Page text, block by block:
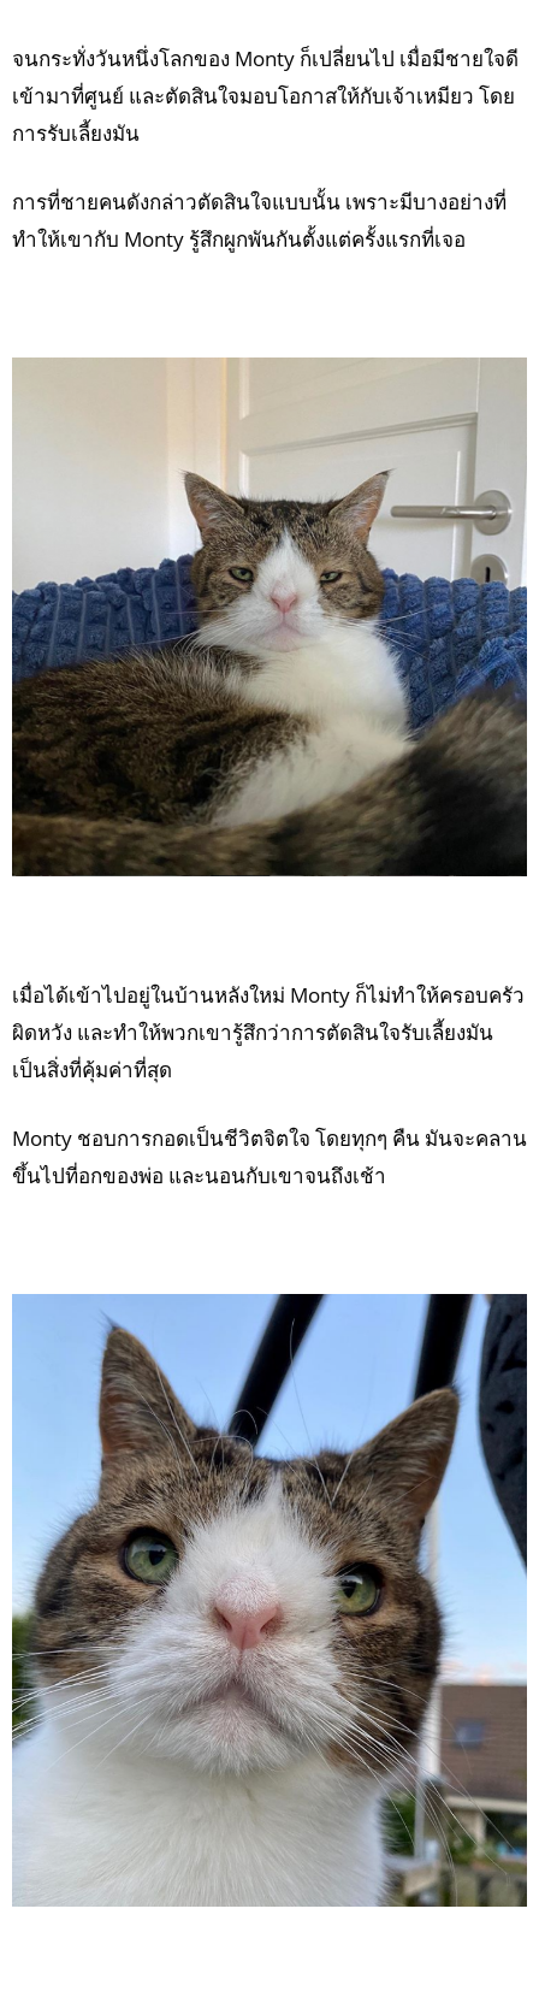
จนกระทั่งวันหนึ่งโลกของ Monty ก็เปลี่ยนไป เมื่อมีชายใจดี
เข้ามาที่ศูนย์ และตัดสินใจมอบโอกาสให้กับเจ้าเหมียว โดย
การรับเลี้ยงมัน
การที่ชายคนดังกล่าวตัดสินใจแบบนั้น เพราะมีบางอย่างที่
ทำให้เขากับ Monty รู้สึกผูกพันกันตั้งแต่ครั้งแรกที่เจอ
เมื่อได้เข้าไปอยู่ในบ้านหลังใหม่ Monty ก็ไม่ทำให้ครอบครัว
ผิดหวัง และทำให้พวกเขารู้สึกว่าการตัดสินใจรับเลี้ยงมัน
เป็นสิ่งที่คุ้มค่าที่สุด
Monty ชอบการกอดเป็นชีวิตจิตใจ โดยทุกๆ คืน มันจะคลาน
ขึ้นไปที่อกของพ่อ และนอนกับเขาจนถึงเช้า